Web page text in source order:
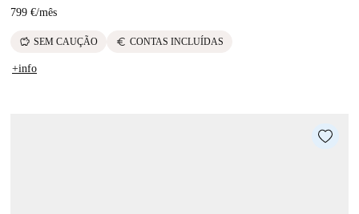
799 €/mês
savings SEM CAUÇÃO euro CONTAS INCLUÍDAS
+info